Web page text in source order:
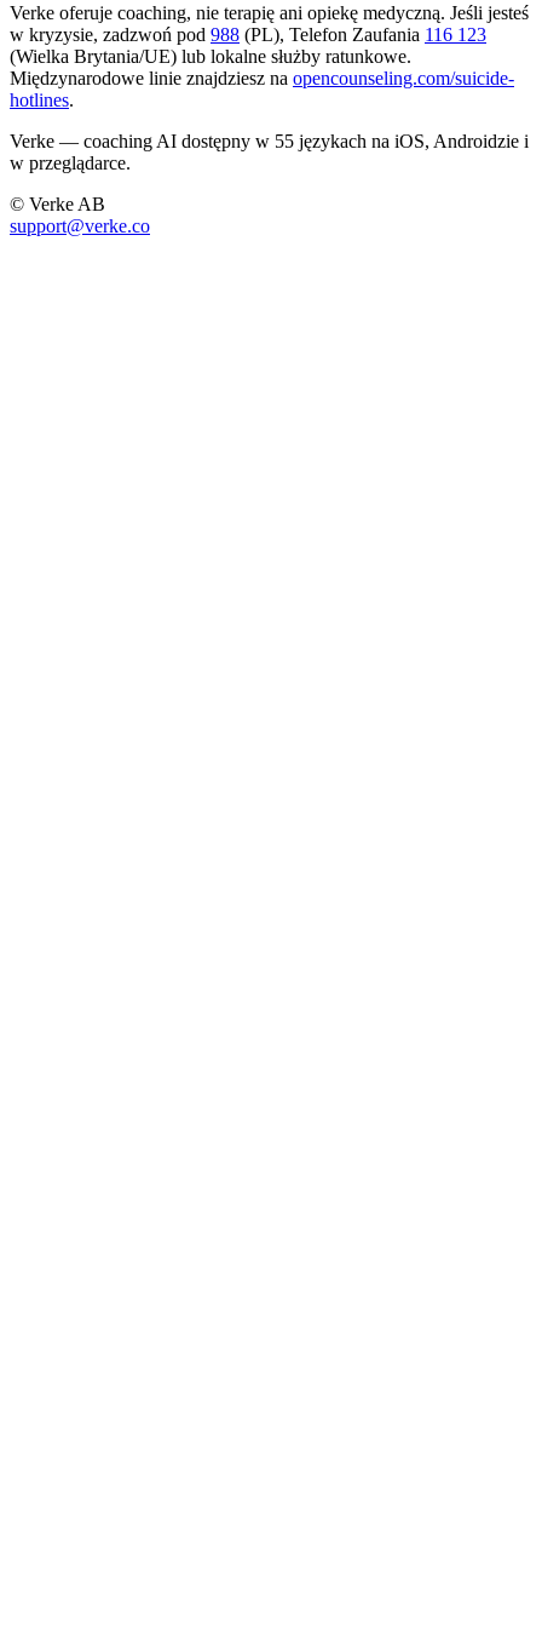
Verke oferuje coaching, nie terapię ani opiekę medyczną. Jeśli jesteś
w kryzysie, zadzwoń pod 988 (PL), Telefon Zaufania 116 123
(Wielka Brytania/UE) lub lokalne służby ratunkowe.
Międzynarodowe linie znajdziesz na opencounseling.com/suicide-
hotlines.
Verke — coaching AI dostępny w 55 językach na iOS, Androidzie i
w przeglądarce.
© Verke AB
support@verke.co